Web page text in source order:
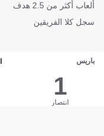
ألعاب أكثر من 2.5 هدف
سجل كلا الفريقين
باريس
1
انتصار